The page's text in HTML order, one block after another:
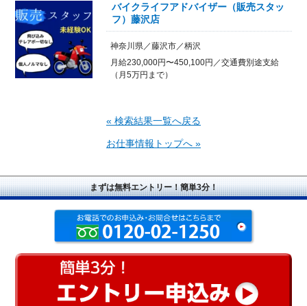
バイクライフアドバイザー（販売スタッ
フ）藤沢店
神奈川県／藤沢市／柄沢
月給230,000円〜450,100円／交通費別途支給
（月5万円まで）
« 検索結果一覧へ戻る
お仕事情報トップへ »
まずは無料エントリー！簡単3分！